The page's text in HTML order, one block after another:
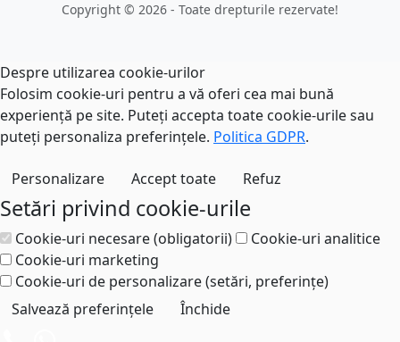
Copyright © 2026 - Toate drepturile rezervate!
Despre utilizarea cookie-urilor
Folosim cookie-uri pentru a vă oferi cea mai bună
experiență pe site. Puteți accepta toate cookie-urile sau
puteți personaliza preferințele. Politica GDPR.
Personalizare Accept toate Refuz
Setări privind cookie-urile
Cookie-uri necesare (obligatorii)
Cookie-uri analitice
Cookie-uri marketing
Cookie-uri de personalizare (setări, preferințe)
Salvează preferințele
Închide